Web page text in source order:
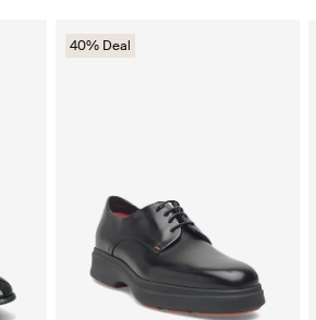
40% Deal